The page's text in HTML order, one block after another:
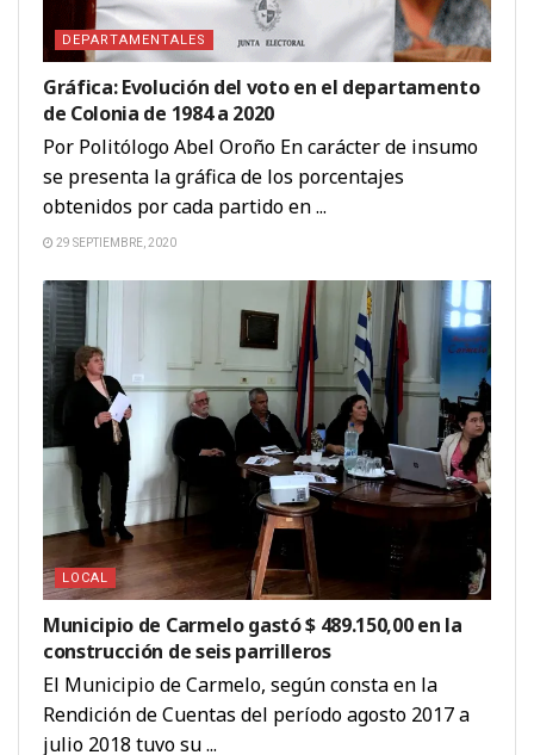
DEPARTAMENTALES
Gráfica: Evolución del voto en el departamento
de Colonia de 1984 a 2020
Por Politólogo Abel Oroño En carácter de insumo
se presenta la gráfica de los porcentajes
obtenidos por cada partido en ...
29 SEPTIEMBRE, 2020
LOCAL
Municipio de Carmelo gastó $ 489.150,00 en la
construcción de seis parrilleros
El Municipio de Carmelo, según consta en la
Rendición de Cuentas del período agosto 2017 a
julio 2018 tuvo su ...